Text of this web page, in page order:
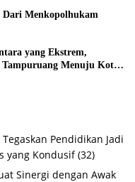
Menkopolhukam
yang Ekstrem,
Menuju Koto
Pendidikan Jadi
yang Kondusif (32)
Sinergi dengan Awak